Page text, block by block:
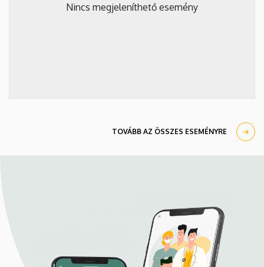
Nincs megjeleníthető esemény
TOVÁBB AZ ÖSSZES ESEMÉNYRE